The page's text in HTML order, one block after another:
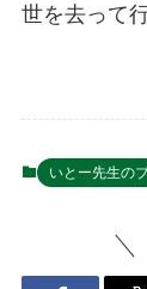
世を去って
いとー先生の